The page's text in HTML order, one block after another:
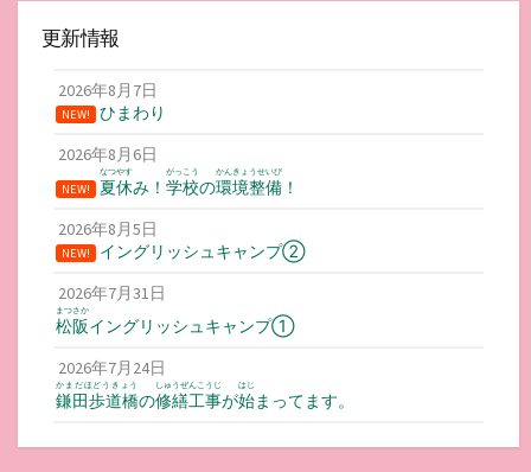
更新情報
2026年8月7日
NEW!
ひまわり
2026年8月6日
NEW! 夏休
なつやす
み！ 学校
がっこう
の環境整備
かんきょうせいび
！
2026年8月5日
NEW!
イングリッシュキャンプ②
2026年7月31日
松阪
まつさか
イングリッシュキャンプ①
2026年7月24日
鎌田歩道橋
かまだほどうきょう
の修繕工事
しゅうぜんこうじ
が始
はじ
まってます。